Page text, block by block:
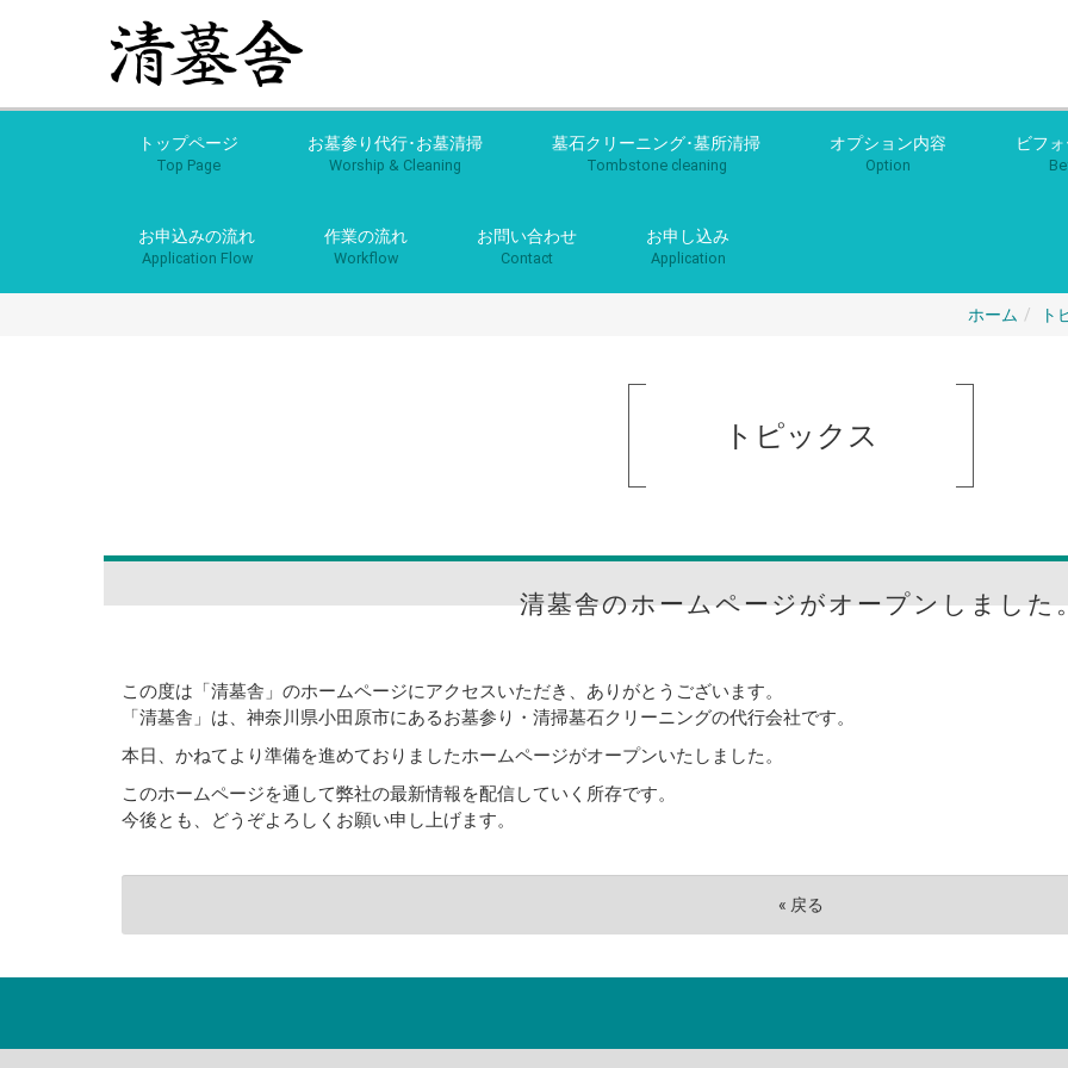
トップページ
Top Page
お墓参り代行･お墓清掃
Worship & Cleaning
墓石クリーニング･墓所清掃
Tombstone cleaning
オプション内容
Option
ビフ
お申込みの流れ
Application Flow
作業の流れ
Workflow
お問い合わせ
Contact
お申し込み
Application
ホーム ト
トピックス
清墓舎のホームページがオープンしました
この度は「清墓舎」のホームページにアクセスいただき、ありがとうございます。
「清墓舎」は、神奈川県小田原市にあるお墓参り・清掃墓石クリーニングの代行会社です。
本日、かねてより準備を進めておりましたホームページがオープンいたしました。
このホームページを通して弊社の最新情報を配信していく所存です。
今後とも、どうぞよろしくお願い申し上げます。
« 戻る